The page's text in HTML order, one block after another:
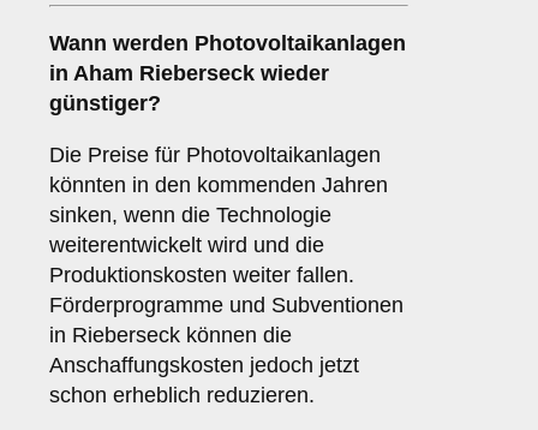
Wann werden Photovoltaikanlagen
in Aham Rieberseck wieder
günstiger?
Die Preise für Photovoltaikanlagen
könnten in den kommenden Jahren
sinken, wenn die Technologie
weiterentwickelt wird und die
Produktionskosten weiter fallen.
Förderprogramme und Subventionen
in Rieberseck können die
Anschaffungskosten jedoch jetzt
schon erheblich reduzieren.